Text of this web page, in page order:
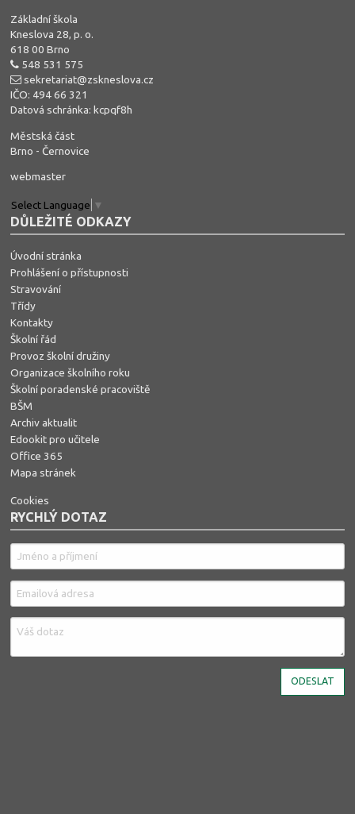
Základní škola
Kneslova 28, p. o.
618 00 Brno
548 531 575
sekretariat@zskneslova.cz
IČO: 494 66 321
Datová schránka: kcpqf8h
Městská část
Brno - Černovice
webmaster
Select Language ▼
DŮLEŽITÉ ODKAZY
Úvodní stránka
Prohlášení o přístupnosti
Stravování
Třídy
Kontakty
Školní řád
Provoz školní družiny
Organizace školního roku
Školní poradenské pracoviště
BŠM
Archiv aktualit
Edookit pro učitele
Office 365
Mapa stránek
Cookies
RYCHLÝ DOTAZ